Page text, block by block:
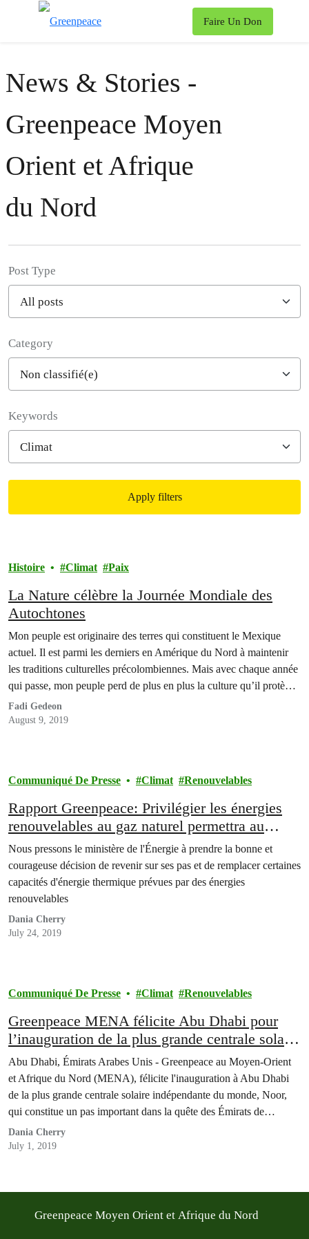
Faire Un Don
News & Stories -
Greenpeace Moyen
Orient et Afrique
du Nord
Post Type
Category
Keywords
Apply filters
Histoire Climat Paix
La Nature célèbre la Journée Mondiale des
Autochtones
Mon peuple est originaire des terres qui constituent le Mexique
actuel. Il est parmi les derniers en Amérique du Nord à maintenir
les traditions culturelles précolombiennes. Mais avec chaque année
qui passe, mon peuple perd de plus en plus la culture qu’il protège
depuis des millénaires, ainsi que ses terres.
Fadi Gedeon
August 9, 2019
Communiqué De Presse Climat Renouvelables
Rapport Greenpeace: Privilégier les énergies
renouvelables au gaz naturel permettra au
gouvernement libanais d’économiser de
l’argent
Nous pressons le ministère de l'Énergie à prendre la bonne et
courageuse décision de revenir sur ses pas et de remplacer certaines
capacités d'énergie thermique prévues par des énergies
renouvelables
Dania Cherry
July 24, 2019
Communiqué De Presse Climat Renouvelables
Greenpeace MENA félicite Abu Dhabi pour
l’inauguration de la plus grande centrale solaire
au monde
Abu Dhabi, Émirats Arabes Unis - Greenpeace au Moyen-Orient
et Afrique du Nord (MENA), félicite l'inauguration à Abu Dhabi
de la plus grande centrale solaire indépendante du monde, Noor,
qui constitue un pas important dans la quête des Émirats de
diversifier ses sources d'énergie loin du pétrole.
Dania Cherry
July 1, 2019
Greenpeace Moyen Orient et Afrique du Nord